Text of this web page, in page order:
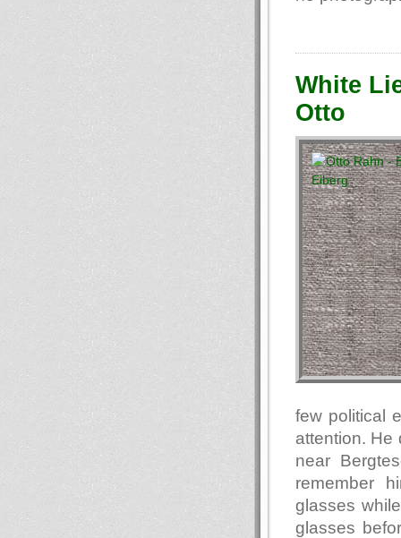
White
Otto
few political
attention. He
near
remember
glasses
glasses